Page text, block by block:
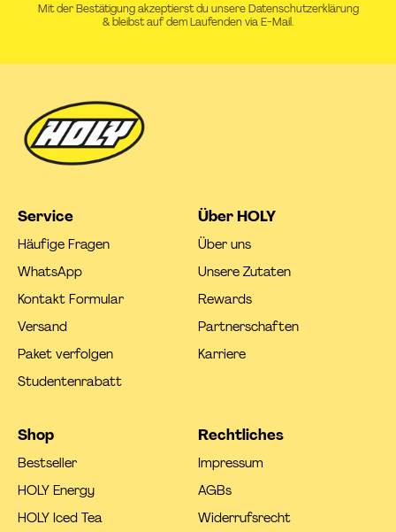
Service
Häufige Fragen
WhatsApp
Kontakt Formular
Versand
Paket verfolgen
Studentenrabatt
Über HOLY
Über uns
Unsere Zutaten
Rewards
Partnerschaften
Karriere
Shop
Bestseller
HOLY Energy
HOLY Iced Tea
Rechtliches
Impressum
AGBs
Widerrufsrecht
Mit der Bestätigung akzeptierst du unsere Datenschutzerklärung
& bleibst auf dem Laufenden via E-Mail.